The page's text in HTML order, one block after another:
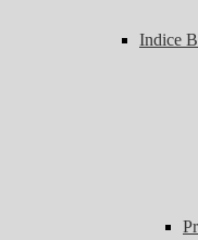
Indice